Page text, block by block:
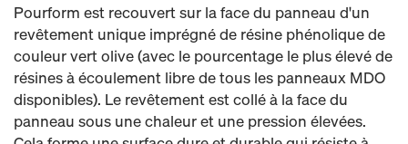
Pourform est recouvert sur la face du panneau d'un
revêtement unique imprégné de résine phénolique de
couleur vert olive (avec le pourcentage le plus élevé de
résines à écoulement libre de tous les panneaux MDO
disponibles). Le revêtement est collé à la face du
panneau sous une chaleur et une pression élevées.